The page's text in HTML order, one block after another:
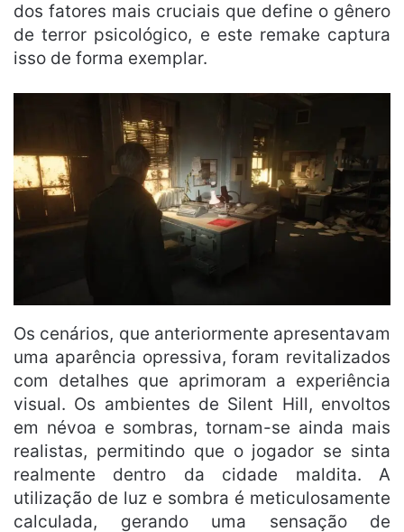
dos fatores mais cruciais que define o gênero
de terror psicológico, e este remake captura
isso de forma exemplar.
Os cenários, que anteriormente apresentavam
uma aparência opressiva, foram revitalizados
com detalhes que aprimoram a experiência
visual. Os ambientes de Silent Hill, envoltos
em névoa e sombras, tornam-se ainda mais
realistas, permitindo que o jogador se sinta
realmente dentro da cidade maldita. A
utilização de luz e sombra é meticulosamente
calculada, gerando uma sensação de